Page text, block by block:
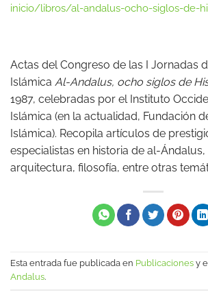
inicio/libros/al-andalus-ocho-siglos-de-
Actas del Congreso de las I Jornadas
Islámica Al-Andalus, ocho siglos de
1987, celebradas por el Instituto
Islámica (en la actualidad, Fundación
Islámica). Recopila artículos de
especialistas en historia de al-Ándalus,
arquitectura, filosofía, entre otras
Esta entrada fue publicada en Publicaciones y
Andalus.